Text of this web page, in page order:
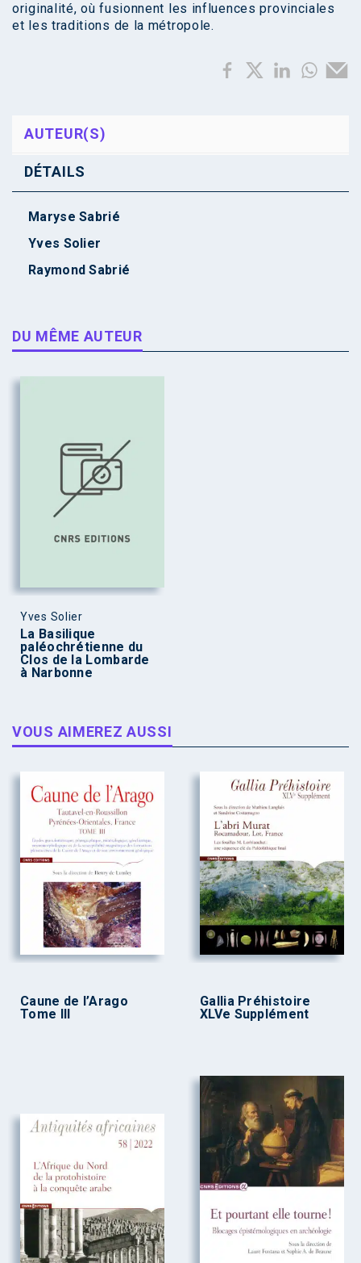
originalité, où fusionnent les influences provinciales
et les traditions de la métropole.
AUTEUR(S)
DÉTAILS
Maryse Sabrié
Yves Solier
Raymond Sabrié
DU MÊME AUTEUR
Yves Solier
La Basilique
paléochrétienne du
Clos de la Lombarde
à Narbonne
VOUS AIMEREZ AUSSI
Caune de l’Arago
Tome III
Gallia Préhistoire
XLVe Supplément